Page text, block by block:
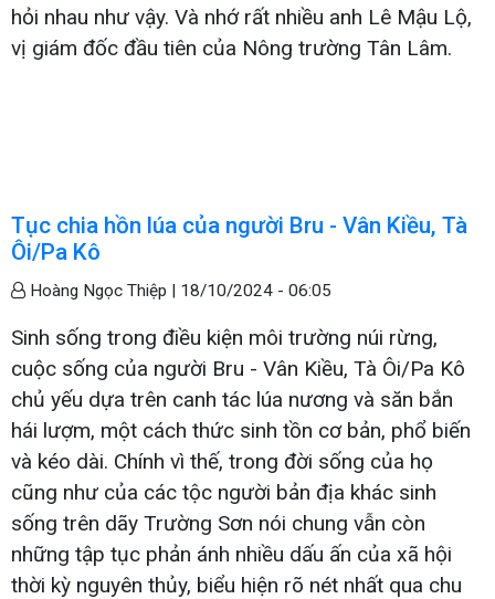
hỏi nhau như vậy. Và nhớ rất nhiều anh Lê Mậu Lộ,
vị giám đốc đầu tiên của Nông trường Tân Lâm.
Tục chia hồn lúa của người Bru - Vân Kiều, Tà
Ôi/Pa Kô
Hoàng Ngọc Thiệp | 18/10/2024 - 06:05
Sinh sống trong điều kiện môi trường núi rừng,
cuộc sống của người Bru - Vân Kiều, Tà Ôi/Pa Kô
chủ yếu dựa trên canh tác lúa nương và săn bắn
hái lượm, một cách thức sinh tồn cơ bản, phổ biến
và kéo dài. Chính vì thế, trong đời sống của họ
cũng như của các tộc người bản địa khác sinh
sống trên dãy Trường Sơn nói chung vẫn còn
những tập tục phản ánh nhiều dấu ấn của xã hội
thời kỳ nguyên thủy, biểu hiện rõ nét nhất qua chu